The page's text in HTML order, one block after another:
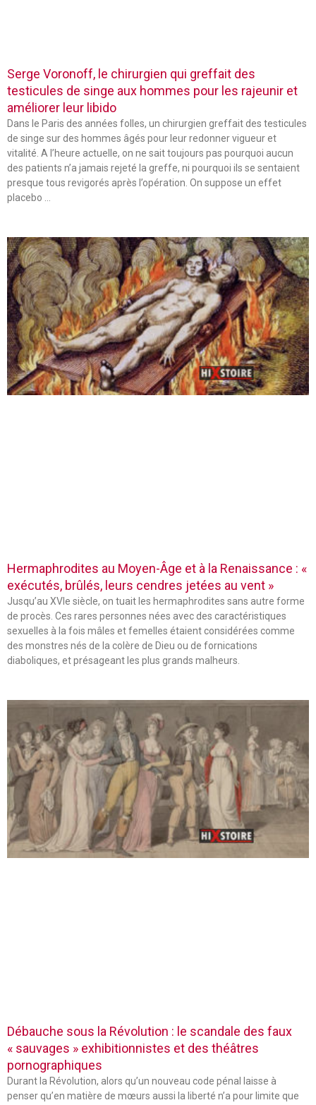
Serge Voronoff, le chirurgien qui greffait des
testicules de singe aux hommes pour les rajeunir et
améliorer leur libido
Dans le Paris des années folles, un chirurgien greffait des testicules
de singe sur des hommes âgés pour leur redonner vigueur et
vitalité. A l’heure actuelle, on ne sait toujours pas pourquoi aucun
des patients n’a jamais rejeté la greffe, ni pourquoi ils se sentaient
presque tous revigorés après l’opération. On suppose un effet
placebo …
Hermaphrodites au Moyen-Âge et à la Renaissance : «
exécutés, brûlés, leurs cendres jetées au vent »
Jusqu’au XVIe siècle, on tuait les hermaphrodites sans autre forme
de procès. Ces rares personnes nées avec des caractéristiques
sexuelles à la fois mâles et femelles étaient considérées comme
des monstres nés de la colère de Dieu ou de fornications
diaboliques, et présageant les plus grands malheurs.
Débauche sous la Révolution : le scandale des faux
« sauvages » exhibitionnistes et des théâtres
pornographiques
Durant la Révolution, alors qu’un nouveau code pénal laisse à
penser qu’en matière de mœurs aussi la liberté n’a pour limite que